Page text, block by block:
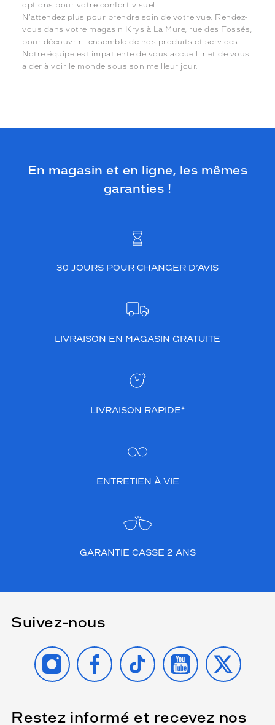
options pour votre confort visuel.
N'attendez plus pour prendre soin de votre vue. Rendez-
vous dans votre magasin Krys à La Mure, rue des Fossés,
pour découvrir l'ensemble de nos produits et services.
Notre équipe est impatiente de vous accueillir et de vous
aider à voir le monde sous son meilleur jour.
En magasin et en ligne, les mêmes
garanties !
30 JOURS POUR CHANGER D’AVIS
LIVRAISON EN MAGASIN GRATUITE
LIVRAISON RAPIDE*
ENTRETIEN À VIE
GARANTIE CASSE 2 ANS
Suivez-nous
INSTAGRAMFACEBOOK
TIKTOK YOUTUBE
X
Restez informé et recevez nos
(Ce